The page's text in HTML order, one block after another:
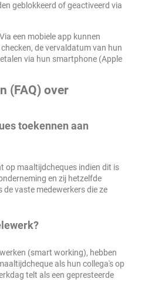
geblokkeerd of geactiveerd via
Via een mobiele app kunnen
de vervaldatum van hun
via hun smartphone (Apple
(FAQ) over
toekennen aan
op maaltijdcheques indien dit is
en zij hetzelfde
vaste medewerkers die ze
(smart working), hebben
als hun collega's op
telt als een gepresteerde